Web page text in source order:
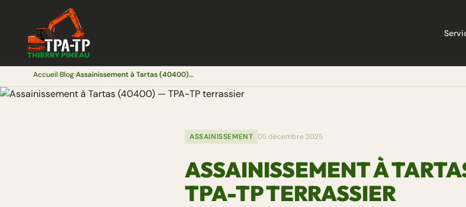
Accueil›Blog› Assainissement à Tartas (40400) — TPA-TP terrassier
ASSAINISSEMENT 05 décembre 2025
ASSAINISSEMENT À
TPA-TP TERRASSIER